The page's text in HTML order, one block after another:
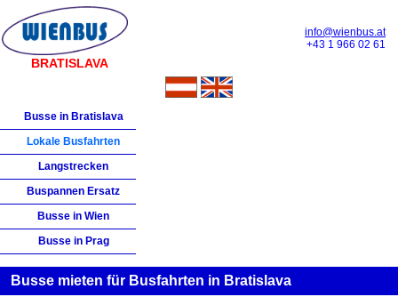
BRATISLAVA
info@wienbus.at
+43 1 966 02 61
Busse in Bratislava
Lokale Busfahrten
Langstrecken
Buspannen Ersatz
Busse in Wien
Busse in Prag
Busse mieten für Busfahrten in Bratislava